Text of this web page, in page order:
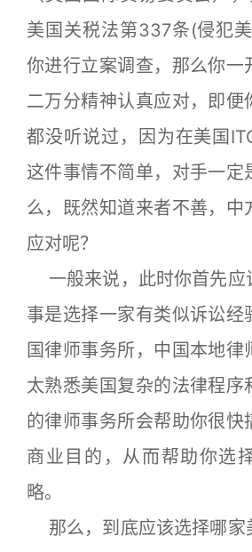
美国关税法第337条(侵犯
你进行立案调查，那么你一
二万分精神认真应对，即便
都没听说过，因为在美国
这件事情不简单，对手一定
么，既然知道来者不善，中
应对呢？
一般来说，此时你首先应
事是选择一家有类似诉讼经
国律师事务所，中国本地律
太熟悉美国复杂的法律程序
的律师事务所会帮助你很快
商业目的，从而帮助你选
略。
那么，到底应该选择哪家